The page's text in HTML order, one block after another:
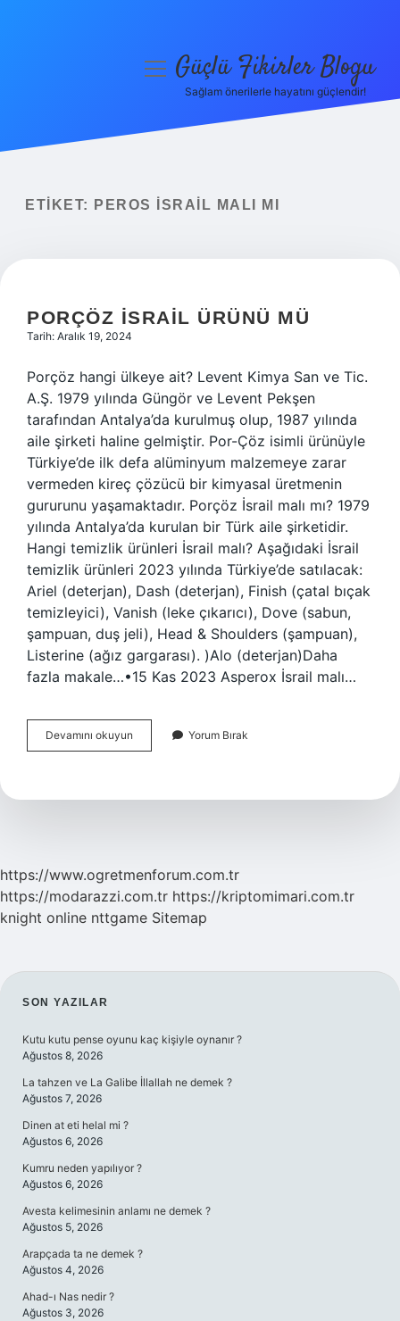
Yasal Uyarı
menüyüGüçlü Fikirler Blogu
Sağlam önerilerle hayatını güçlendir!
ETIKET: PEROS İSRAIL MALI MI
PORÇÖZ İSRAIL ÜRÜNÜ MÜ
Tarih: Aralık 19, 2024
Porçöz hangi ülkeye ait? Levent Kimya San ve Tic.
A.Ş. 1979 yılında Güngör ve Levent Pekşen
tarafından Antalya’da kurulmuş olup, 1987 yılında
aile şirketi haline gelmiştir. Por-Çöz isimli ürünüyle
Türkiye’de ilk defa alüminyum malzemeye zarar
vermeden kireç çözücü bir kimyasal üretmenin
gururunu yaşamaktadır. Porçöz İsrail malı mı? 1979
yılında Antalya’da kurulan bir Türk aile şirketidir.
Hangi temizlik ürünleri İsrail malı? Aşağıdaki İsrail
temizlik ürünleri 2023 yılında Türkiye’de satılacak:
Ariel (deterjan), Dash (deterjan), Finish (çatal bıçak
temizleyici), Vanish (leke çıkarıcı), Dove (sabun,
şampuan, duş jeli), Head & Shoulders (şampuan),
Listerine (ağız gargarası). )Alo (deterjan)Daha
fazla makale…•15 Kas 2023 Asperox İsrail malı…
Devamını okuyun
İSrail
Yorum Bırak
https://www.ogretmenforum.com.tr
https://modarazzi.com.tr https://kriptomimari.com.tr
knight online nttgame Sitemap
SIDEBAR
SON YAZILAR
Kutu kutu pense oyunu kaç kişiyle oynanır ?
Ağustos 8, 2026
La tahzen ve La Galibe İllallah ne demek ?
Ağustos 7, 2026
Dinen at eti helal mi ?
Ağustos 6, 2026
Kumru neden yapılıyor ?
Ağustos 6, 2026
Avesta kelimesinin anlamı ne demek ?
Ağustos 5, 2026
Arapçada ta ne demek ?
Ağustos 4, 2026
Ahad-ı Nas nedir ?
Ağustos 3, 2026